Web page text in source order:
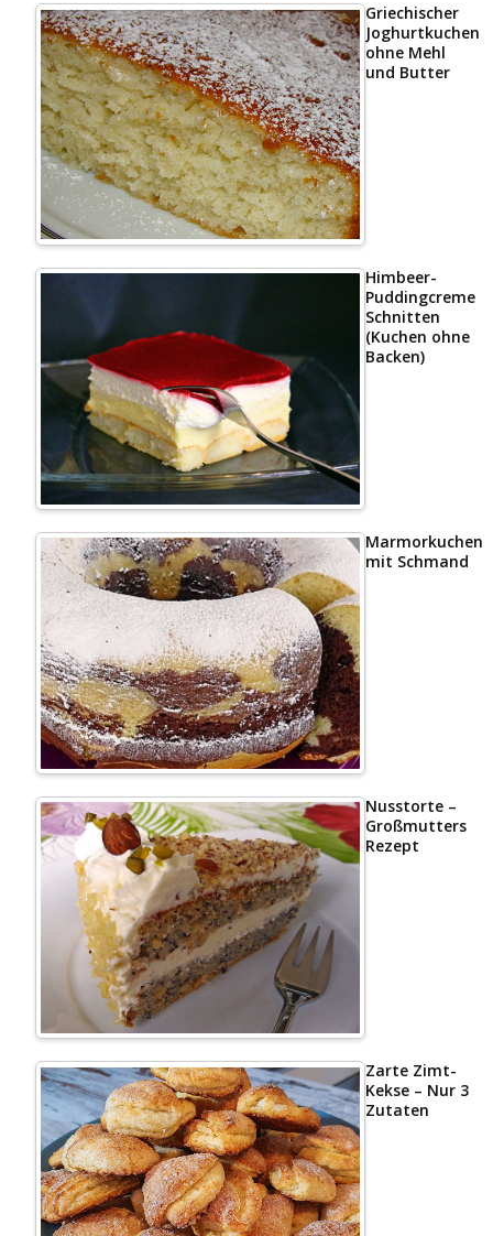
Griechischer
Joghurtkuchen
ohne Mehl
und Butter
Himbeer-
Puddingcreme
Schnitten
(Kuchen ohne
Backen)
Marmorkuchen
mit Schmand
Nusstorte –
Großmutters
Rezept
Zarte Zimt-
Kekse – Nur 3
Zutaten